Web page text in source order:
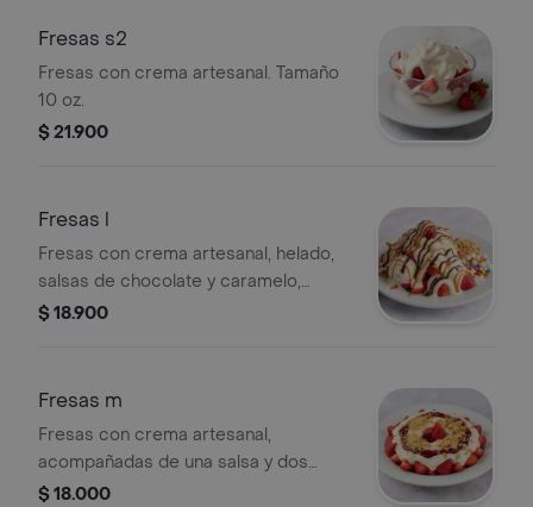
Fresas s2
Fresas con crema artesanal. Tamaño
10 oz.
$ 21.900
Fresas l
Fresas con crema artesanal, helado,
salsas de chocolate y caramelo,
toppings de granola y dulces.
$ 18.900
Fresas m
Fresas con crema artesanal,
acompañadas de una salsa y dos
toppings.
$ 18.000